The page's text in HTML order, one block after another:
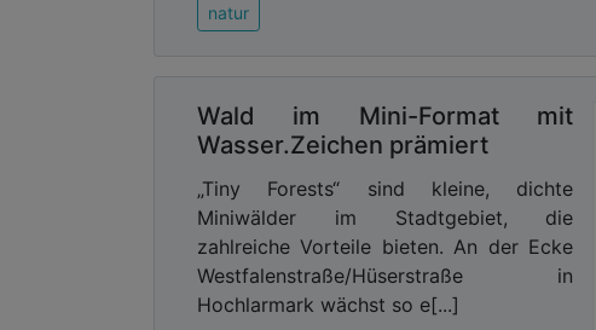
natur
Wald im Mini-Format mit
Wasser.Zeichen prämiert
„Tiny Forests“ sind kleine, dichte
Miniwälder im Stadtgebiet, die
zahlreiche Vorteile bieten. An der Ecke
Westfalenstraße/Hüserstraße in
Hochlarmark wächst so e[...]